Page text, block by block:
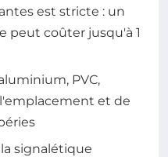
est stricte : un
peut coûter jusqu'à 1
PVC,
et de
signalétique